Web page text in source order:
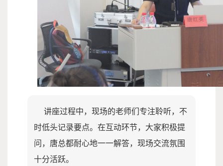
讲座过程中，现场的老师们专注聆听，不
时低头记录要点。在互动环节，大家积极提
问，唐总都耐心地一一解答，现场交流氛围
十分活跃。